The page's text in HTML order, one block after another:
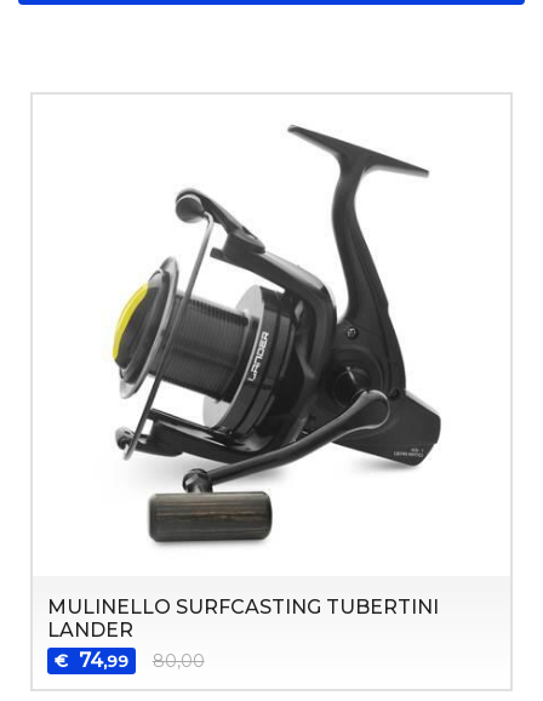
MULINELLO SURFCASTING TUBERTINI
LANDER
€ 74,99 80,00